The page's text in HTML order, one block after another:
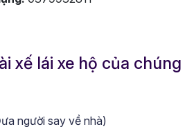
xế lái xe hộ của chúng
người say về nhà)